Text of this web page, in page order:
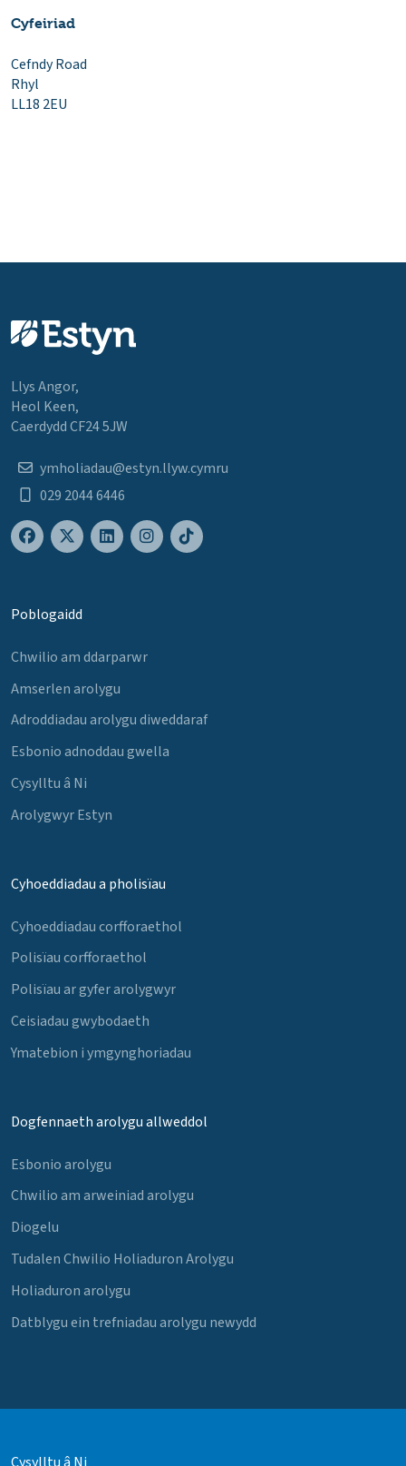
Cyfeiriad
Cefndy Road
Rhyl
LL18 2EU
Llys Angor,
Heol Keen,
Caerdydd CF24 5JW
ymholiadau@estyn.llyw.cymru
029 2044 6446
Poblogaidd
Chwilio am ddarparwr
Amserlen arolygu
Adroddiadau arolygu diweddaraf
Esbonio adnoddau gwella
Cysylltu â Ni
Arolygwyr Estyn
Cyhoeddiadau a pholisïau
Cyhoeddiadau corfforaethol
Polisïau corfforaethol
Polisïau ar gyfer arolygwyr
Ceisiadau gwybodaeth
Ymatebion i ymgynghoriadau
Dogfennaeth arolygu allweddol
Esbonio arolygu
Chwilio am arweiniad arolygu
Diogelu
Tudalen Chwilio Holiaduron Arolygu
Holiaduron arolygu
Datblygu ein trefniadau arolygu newydd